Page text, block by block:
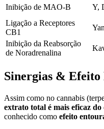
Inibição de MAO-B Y,
Ligação a Receptores
CB1
Inibição da Reabsorção
de Noradrenalina
Sinergias & Efeito
Assim como no cannabis
extrato total é mais eficaz
conhecido como efeito